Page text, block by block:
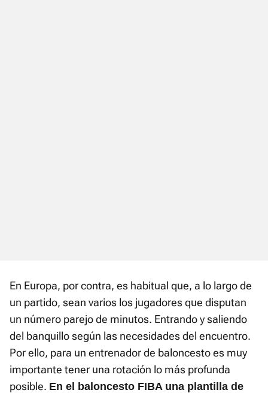
En Europa, por contra, es habitual que, a lo largo de
un partido, sean varios los jugadores que disputan
un número parejo de minutos. Entrando y saliendo
del banquillo según las necesidades del encuentro.
Por ello, para un entrenador de baloncesto es muy
importante tener una rotación lo más profunda
posible. En el baloncesto FIBA una plantilla de